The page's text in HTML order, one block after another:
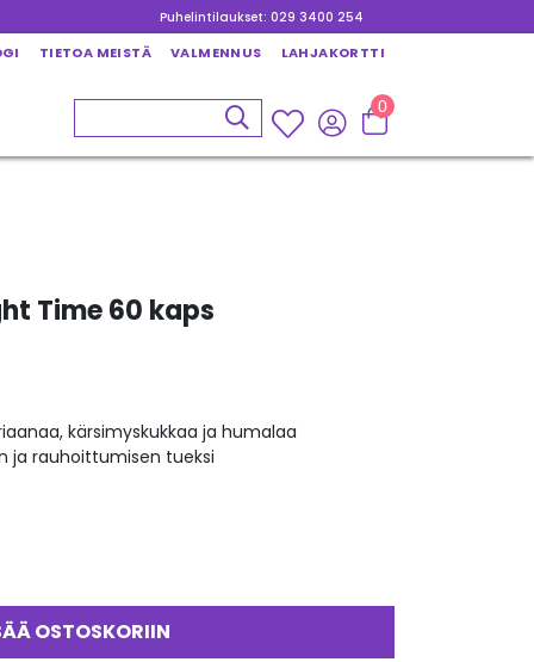
Puhelintilaukset: 029 3400 254
TIETOA MEISTÄ VALMENNUS LAHJAKORTTI
0
Time 60 kaps
kärsimyskukkaa ja humalaa
ja rauhoittumisen tueksi
OSTOSKORIIN